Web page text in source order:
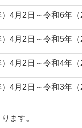
4月2日～令和6年（
4月2日～令和5年（
4月2日～令和4年（
4月2日～令和3年（
ます。